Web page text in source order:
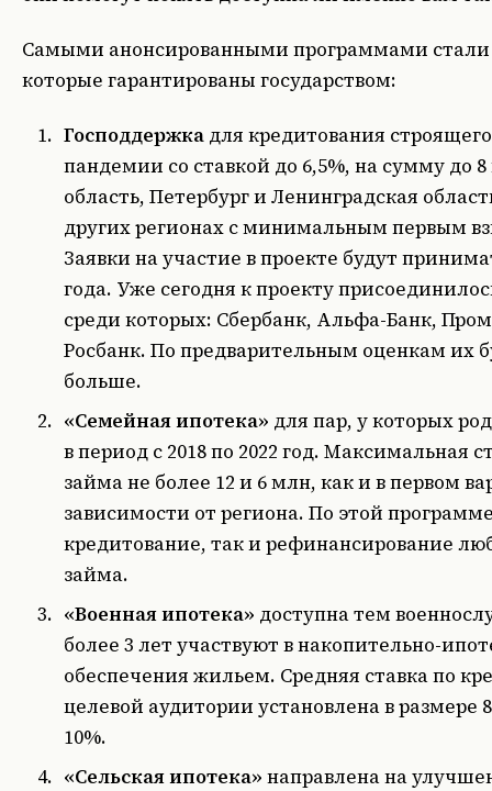
Самыми анонсированными программами
которые гарантированы государством:
Господдержка для кредитования
пандемии со ставкой до 6,5%, на сумму до
область, Петербург и Ленинградская
других регионах с минимальным первым
Заявки на участие в проекте будут
года. Уже сегодня к проекту
среди которых: Сбербанк, Альфа-Банк,
Росбанк. По предварительным оценкам их
больше.
«Семейная ипотека» для пар, у которых
в период с 2018 по 2022 год. Максимальная
займа не более 12 и 6 млн, как и в первом
зависимости от региона. По этой
кредитование, так и рефинансирование
займа.
«Военная ипотека» доступна тем
более 3 лет участвуют в накопительно-
обеспечения жильем. Средняя ставка по
целевой аудитории установлена в размере
10%.
«Сельская ипотека» направлена на